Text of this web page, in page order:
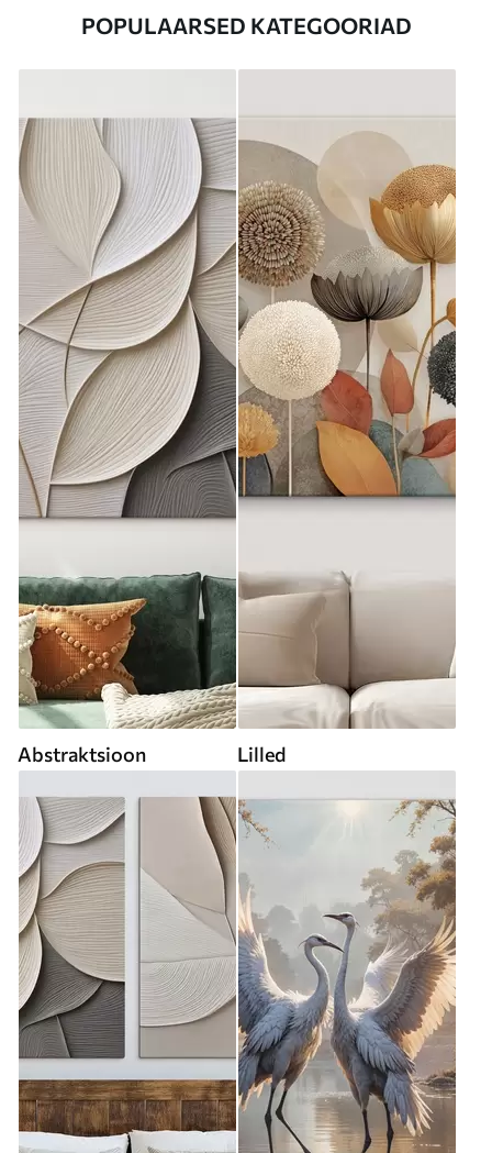
POPULAARSED KATEGOORIAD
Abstraktsioon Lilled